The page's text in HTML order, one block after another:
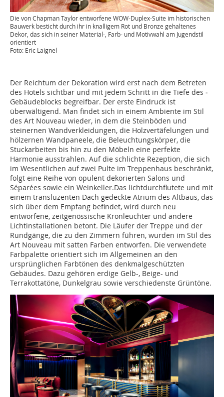
Die von Chapman Taylor entworfene WOW-Duplex-Suite im historischen
Bauwerk besticht durch ihr in knalligem Rot und Bronze gehaltenes
Dekor, das sich in seiner Material-, Farb- und Motivwahl am Jugendstil
orientiert
Foto: Eric Laignel
Der Reichtum der Dekoration wird erst nach dem Betreten
des Hotels sichtbar und mit jedem Schritt in die Tiefe des ­
Gebäudeblocks begreifbar. Der erste Eindruck ist
überwältigend. Man findet sich in einem Ambiente im Stil
des Art Nouveau wieder, in dem die Steinböden und
steinernen Wandverkleidungen, die Holzvertäfelungen und
hölzernen Wandpaneele, die Beleuchtungskörper, die
Stuckarbeiten bis hin zu den Möbeln eine perfekte
Harmonie ausstrahlen. Auf die schlichte Rezeption, die sich
im Wesentlichen auf zwei Pulte im Treppenhaus beschränkt,
folgt eine Reihe von opulent dekorierten Salons und
Séparées sowie ein Weinkeller.Das lichtdurchflutete und mit
einem transluzenten Dach gedeckte Atrium des Altbaus, das
sich über dem Empfang befindet, wird durch neu
entworfene, zeitgenössische Kronleuchter und andere
Lichtinstallationen betont. Die Läufer der Treppe und der
Rundgänge, die zu den Zimmern führen, wurden im Stil des
Art Nouveau mit satten Farben entworfen. Die verwendete
Farbpalette orientiert sich im Allgemeinen an den
ursprünglichen Farbtönen des denkmalgeschützten
Gebäudes. Dazu gehören erdige Gelb-, Beige- und
Terrakottatöne, Dunkelgrau sowie verschiedenste Grüntöne.